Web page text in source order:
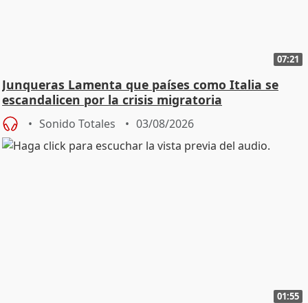
07:21
Junqueras Lamenta que países como Italia se
escandalicen por la crisis migratoria
Sonido Totales 03/08/2026
01:55